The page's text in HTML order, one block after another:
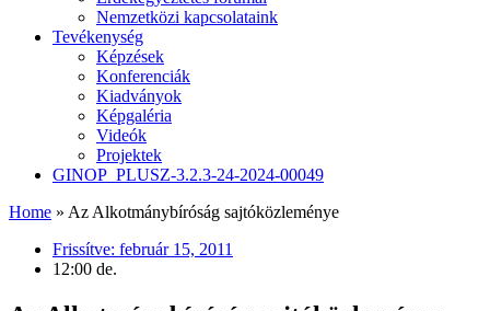
Nemzetközi kapcsolataink
Tevékenység
Képzések
Konferenciák
Kiadványok
Képgaléria
Videók
Projektek
GINOP_PLUSZ-3.2.3-24-2024-00049
Home » Az Alkotmánybíróság sajtóközleménye
Frissítve: február 15, 2011
12:00 de.